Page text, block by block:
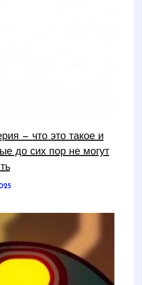
— что это такое и
до сих пор не могут